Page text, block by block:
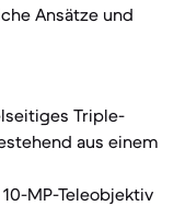
Ansätze und
Triple-
aus einem
MP-Teleobjektiv